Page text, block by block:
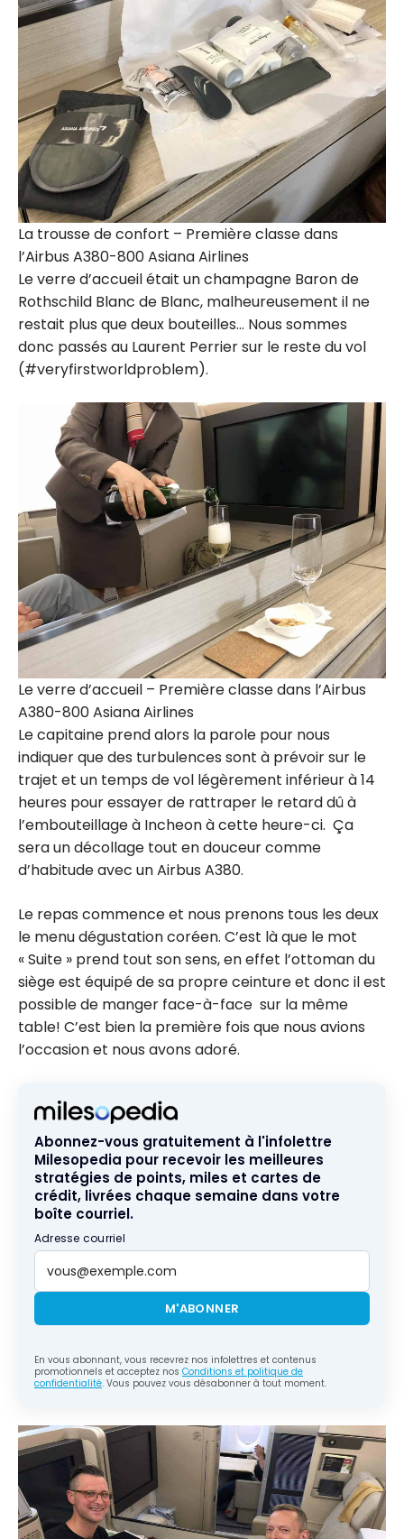
La trousse de confort – Première classe dans
l’Airbus A380-800 Asiana Airlines
Le verre d’accueil était un champagne Baron de
Rothschild Blanc de Blanc, malheureusement il ne
restait plus que deux bouteilles… Nous sommes
donc passés au Laurent Perrier sur le reste du vol
(#veryfirstworldproblem).
Le verre d’accueil – Première classe dans l’Airbus
A380-800 Asiana Airlines
Le capitaine prend alors la parole pour nous
indiquer que des turbulences sont à prévoir sur le
trajet et un temps de vol légèrement inférieur à 14
heures pour essayer de rattraper le retard dû à
l’embouteillage à Incheon à cette heure-ci. Ça
sera un décollage tout en douceur comme
d’habitude avec un Airbus A380.
Le repas commence et nous prenons tous les deux
le menu dégustation coréen. C’est là que le mot
« Suite » prend tout son sens, en effet l’ottoman du
siège est équipé de sa propre ceinture et donc il est
possible de manger face-à-face sur la même
table! C’est bien la première fois que nous avions
l’occasion et nous avons adoré.
Abonnez-vous gratuitement à l'infolettre
Milesopedia pour recevoir les meilleures
stratégies de points, miles et cartes de
crédit, livrées chaque semaine dans votre
boîte courriel.
Adresse courriel
M'ABONNER
En vous abonnant, vous recevrez nos infolettres et contenus
promotionnels et acceptez nos Conditions et politique de
confidentialité. Vous pouvez vous désabonner à tout moment.